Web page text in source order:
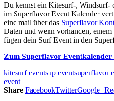
Du kennst ein Kitesurf-, Windsurf-
im Superflavor Event Kalender
eine mail über das Superflavor
Daten und wenn vorhanden,
fügen dein Surf Event in den
Zum Superflavor Eventkalender
kitesurf eventsup eventsuperflavor
event
Share FacebookTwitterGoogle+